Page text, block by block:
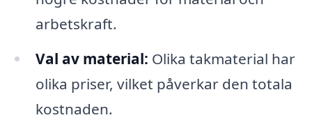
arbetskraft.
Val av material: Olika takmaterial har
olika priser, vilket påverkar den totala
kostnaden.